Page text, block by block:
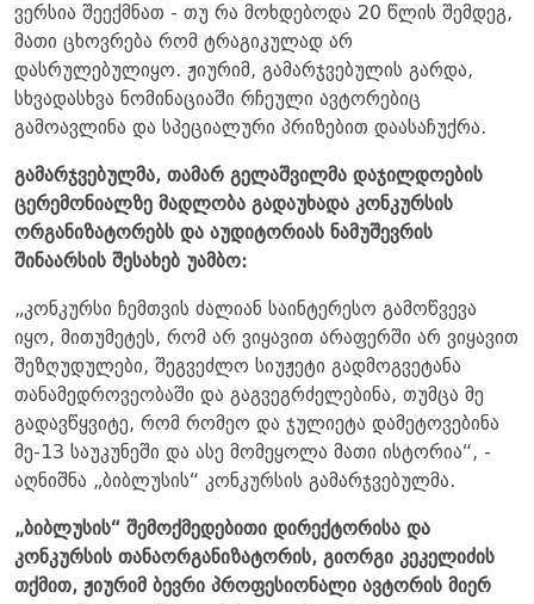
ვერსია შეექმნათ - თუ რა მოხდებოდა 20 წლის შემდეგ,
მათი ცხოვრება რომ ტრაგიკულად არ
დასრულებულიყო. ჟიურიმ, გამარჯვებულის გარდა,
სხვადასხვა ნომინაციაში რჩეული ავტორებიც
გამოავლინა და სპეციალური პრიზებით დაასაჩუქრა.
გამარჯვებულმა, თამარ გელაშვილმა დაჯილდოების
ცერემონიალზე მადლობა გადაუხადა კონკურსის
ორგანიზატორებს და აუდიტორიას ნამუშევრის
შინაარსის შესახებ უამბო:
„კონკურსი ჩემთვის ძალიან საინტერესო გამოწვევა
იყო, მითუმეტეს, რომ არ ვიყავით არაფერში არ ვიყავით
შეზღუდულები, შეგვეძლო სიუჟეტი გადმოგვეტანა
თანამედროვეობაში და გაგვეგრძელებინა, თუმცა მე
გადავწყვიტე, რომ რომეო და ჯულიეტა დამეტოვებინა
მე-13 საუკუნეში და ასე მომეყოლა მათი ისტორია“, -
აღნიშნა „ბიბლუსის“ კონკურსის გამარჯვებულმა.
„ბიბლუსის“ შემოქმედებითი დირექტორისა და
კონკურსის თანაორგანიზატორის, გიორგი კეკელიძის
თქმით, ჟიურიმ ბევრი პროფესიონალი ავტორის მიერ